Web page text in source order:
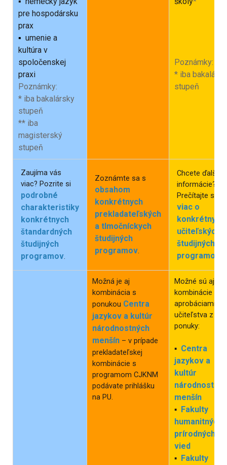
pre hospodársku
prax
▪ umenie a
kultúra v
spoločenskej
praxi
Poznámky:
* iba bakalársky
stupeň
** iba
magisterský
stupeň
Poznámky:
* iba
stupeň
Zaujíma vás
viac? Pozrite si
podrobné
charakteristiky
konkrétnych
štandardných
študijných
programov.
Zoznámte sa s
obsahom
konkrétnych
prekladateľských
a tlmočníckych
študijných
programov.
Chcete ďalšie
informácie?
Prečítajte si
viac o
konkrétnych
učiteľských
študijných
programoch
Možná je aj
kombinácia s
ponukou Centra
jazykov a kultúr
národnostných
menšín – v prípade
prekladateľskej
kombinácie s
programom CJKNM
podávate prihlášku
na PU.
Možné sú aj
kombinácie s
aprobáciami
učiteľstva z
ponuky:
▪ Centra
jazykov a
kultúr
menšín
▪ Fakulty
humanitných
prírodných
vied
▪ Fakulty